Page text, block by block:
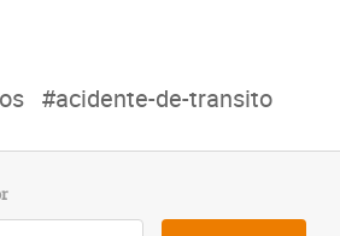
#acidente-de-transito